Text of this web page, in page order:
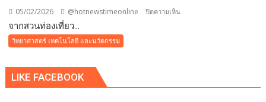
05/02/2026 @hotnewstimeonline ปิดความเห็น
Green
จากสวนท่องเที่ยว...
วิทยาศาสตร์ เทคโนโลยี และนวัตกรรม
LIKE FACEBOOK